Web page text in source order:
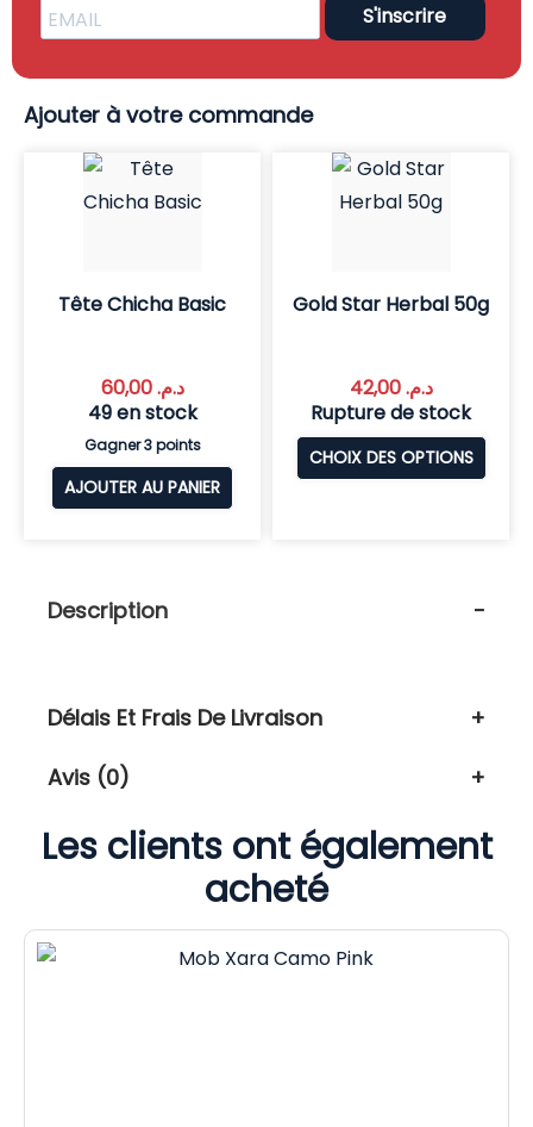
S'inscrire
Ajouter à votre commande
Tête Chicha Basic
د.م.60,00
49 en stock
Gagner 3 points
AJOUTER AU PANIER
Gold Star Herbal 50g
د.م.42,00
Rupture de stock
CHOIX DES OPTIONS
Description
Délais Et Frais De Livraison
Avis (0)
Les clients ont également
acheté